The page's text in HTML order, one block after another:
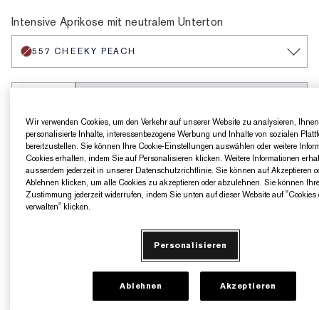
Intensive Aprikose mit neutralem Unterton
557 CHEEKY PEACH
5 Geschenke gratis ab einem Einkaufswert von
160€​
Modelliert. Definiert. Glow.
Verwenden Sie dieses ultraseidige, luxuriöse Puder-Blush
für eine wunderschöne Definition und einen gesunden
Wir verwenden Cookies, um den Verkehr auf unserer Website zu analysieren, Ihnen
personalisierte Inhalte, interessenbezogene Werbung und Inhalte von sozialen
bereitzustellen. Sie können Ihre Cookie-Einstellungen auswählen oder weitere
Cookies erhalten, indem Sie auf Personalisieren klicken. Weitere Informationen
ausserdem jederzeit in unserer Datenschutzrichtlinie. Sie können auf Akzeptieren
Ablehnen klicken, um alle Cookies zu akzeptieren oder abzulehnen. Sie können Ihre
Zustimmung jederzeit widerrufen, indem Sie unten auf dieser Website auf "Cookies
verwalten" klicken.
Personalisieren
Ablehnen Akzeptieren